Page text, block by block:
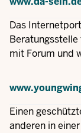
Das
mit Forum und
Einen
anderen in